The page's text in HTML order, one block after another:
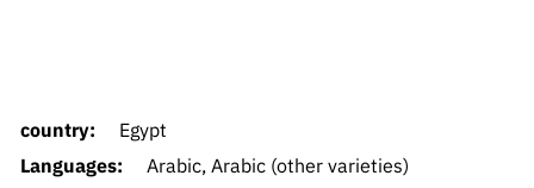
country:
Egypt
Languages:
Arabic, Arabic (other varieties)